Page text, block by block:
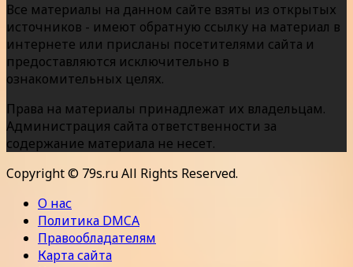
Все материалы на данном сайте взяты из открытых
источников - имеют обратную ссылку на материал в
интернете или присланы посетителями сайта и
предоставляются исключительно в
ознакомительных целях.
Права на материалы принадлежат их владельцам.
Администрация сайта ответственности за
содержание материала не несет.
Copyright © 79s.ru All Rights Reserved.
О нас
Политика DMCA
Правообладателям
Карта сайта